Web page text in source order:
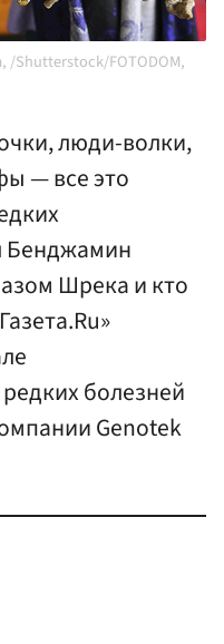
/Shutterstock/FOTODOM,
люди-волки,
— все это
Бенджамин
Шрека и кто
болезней
Genotek